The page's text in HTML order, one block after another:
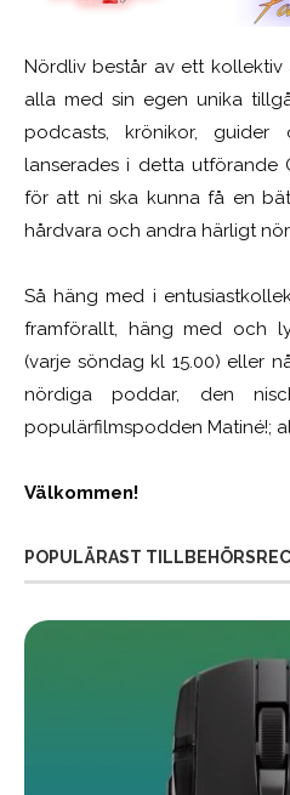
Nördliv består av ett
alla med sin egen unika
podcasts, krönikor, guider
lanserades i detta utförande
för att ni ska kunna få en
hårdvara och andra härligt
Så häng med i
framförallt, häng med och
(varje söndag kl 15.00) eller
nördiga poddar, den
populärfilmspodden Matiné!;
Välkommen!
POPULÄRAST